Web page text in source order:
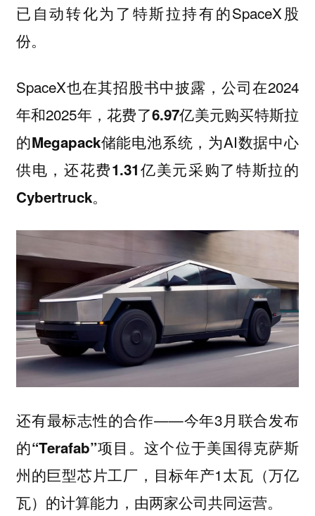
已自动转化为了特斯拉持有的SpaceX股
份。
SpaceX也在其招股书中披露，公司在2024
年和2025年，花费了6.97亿美元购买特斯拉
的Megapack储能电池系统 ，为AI数据中心
供电，还花费1.31亿美元采购了特斯拉的
Cybertruck。
还有最标志性的合作——今年3月联合发布
的“Terafab”项目 。这个位于美国得克萨斯
州的巨型芯片工厂，目标年产1太瓦（万亿
瓦）的计算能力， 由两家公司共同运营。